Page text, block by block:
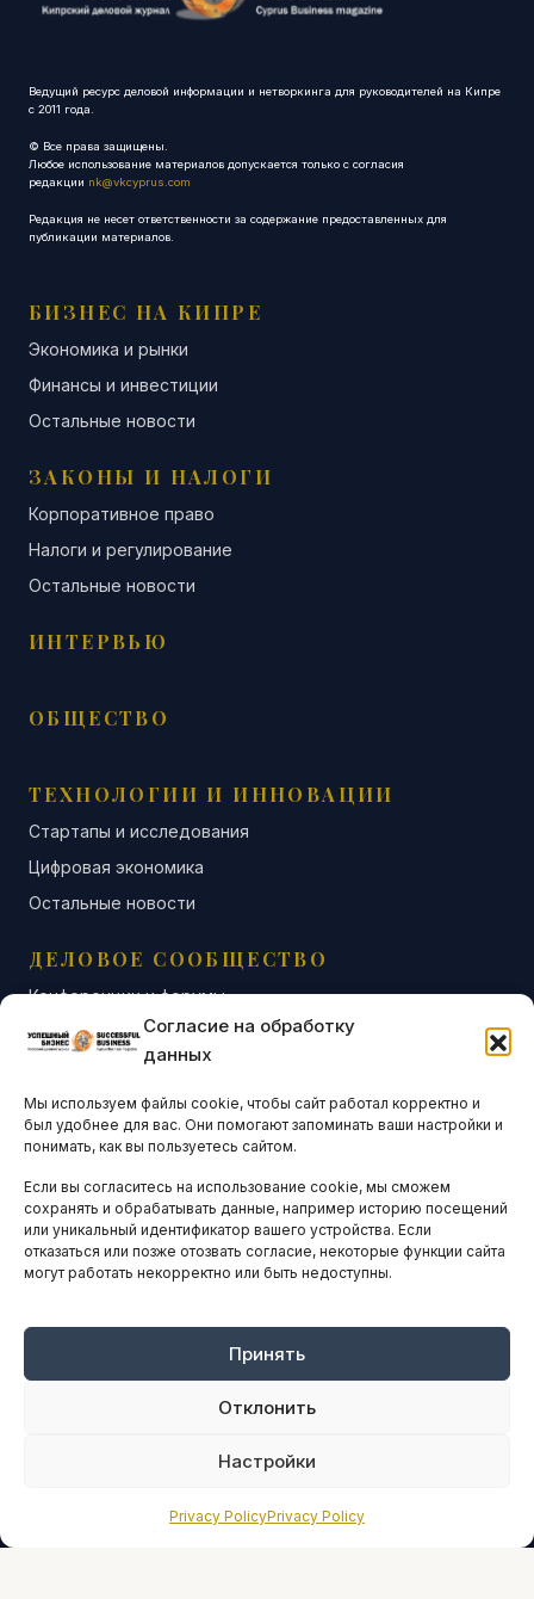
Согласие на обработку
данных
Мы используем файлы cookie, чтобы сайт работал корректно и
был удобнее для вас. Они помогают запоминать ваши настройки и
понимать, как вы пользуетесь сайтом.
Если вы согласитесь на использование cookie, мы сможем
сохранять и обрабатывать данные, например историю посещений
или уникальный идентификатор вашего устройства. Если
отказаться или позже отозвать согласие, некоторые функции сайта
могут работать некорректно или быть недоступны.
Принять
Отклонить
Настройки
Privacy PolicyPrivacy Policy
Ведущий ресурс деловой информации и нетворкинга для руководителей на Кипре
с 2011 года.
© Все права защищены.
Любое использование материалов допускается только с согласия
редакции nk@vkcyprus.com
Редакция не несет ответственности за содержание предоставленных для
публикации материалов.
БИЗНЕС НА КИПРЕ
Экономика и рынки
Финансы и инвестиции
Остальные новости
ЗАКОНЫ И НАЛОГИ
Корпоративное право
Налоги и регулирование
Остальные новости
ИНТЕРВЬЮ
ОБЩЕСТВО
ТЕХНОЛОГИИ И ИННОВАЦИИ
Стартапы и исследования
Цифровая экономика
Остальные новости
ДЕЛОВОЕ СООБЩЕСТВО
Конференции и форумы
Бизнес-клубы и ассоциации
Остальные новости
АНАЛИТИКА И СТАТИСТИКА
ARTICLES IN ENGLISH
НАВИГАЦИЯ
Оплата онлайн